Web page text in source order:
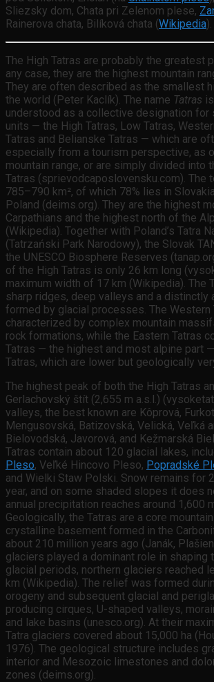
Sliezsky dom, Chata pri Zelenom plese,
Rainerova chata, Bilíková chata (Wikipedia).
The High Tatras are probably the greatest
any case, they are the highest mountain
They are often described as the smallest
the world (Peter Kaclík). The name Tatras
understood as a collective designation for
units — the High Tatras, Low Tatras,
Tatras and Belianske Tatras — which are
especially from a tourism perspective, as
mountain range, or are simply divided into
Tatras (sprievodcaposlovensku.com). The
785–790 km², of which 78% lies in
Poland (deims.org). They are the highest
Carpathians and the highest north of the
(Wikipedia). Together with Poland’s Tatra
(Tatrzański Park Narodowy), the Slovak
the UNESCO Biosphere Reserves
of the High Tatras is only 26 km long
maximum width of 17 km (Wikipedia). The
sharp ridges, deep valleys and a distinctly
formed by glacial processes. The Western
characterized by complex mountain
rock formations, while the Eastern Tatras
Tatras — the highest and most alpine part
Tatras, which are lower but geologically
The highest peak of both the High Tatras
Gerlachovský štít (2,655 m a.s.l.)
valleys, the best known are Kôprová,
Mengusovská, Batizovská, Velická, Veľká
Bielovodská, Javorová, and Kežmarská
Tatras contain about 120 glacial lakes,
Pleso, Veľké Hincovo Pleso, Popradské
and Wielki Staw Polski. Snow remains for
year, and on some shaded slopes it does
annual precipitation reaches around 1,600
Geologically, the Tatras are a core
crystalline basement formed in the
about 210 million years ago (Janák,
glaciers played a dominant role in shaping
glacial periods, northern glaciers reached
km (Wikipedia). The relief was formed
orogeny and subsequent glacial and
producing cirques, U-shaped valleys,
and lake basins (unesco.org). At their
Tatra glaciers covered about 15,000 ha
1976). The geological structure includes
interior and Mesozoic limestones and
zones (deims.org).